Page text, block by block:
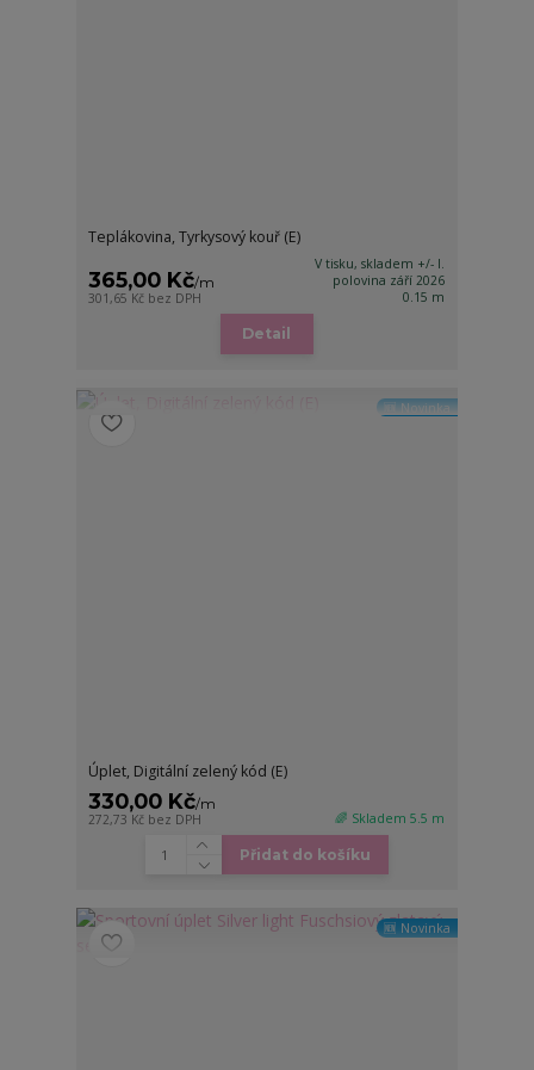
Teplákovina, Tyrkysový kouř (E)
365,00 Kč/m
301,65 Kč bez DPH
V tisku, skladem +/- I.
polovina září 2026
0.15 m
Detail
🆕 Novinka
Úplet, Digitální zelený kód (E)
330,00 Kč/m
272,73 Kč bez DPH 🌈 Skladem 5.5 m
Přidat do košíku
🆕 Novinka